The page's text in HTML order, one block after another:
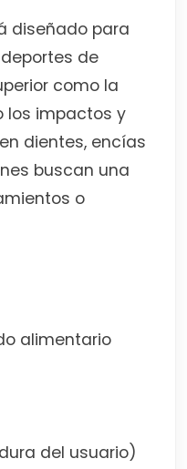
diseñado para
de
como la
los impactos y
dientes, encías
buscan una
o
alimentario
del usuario)